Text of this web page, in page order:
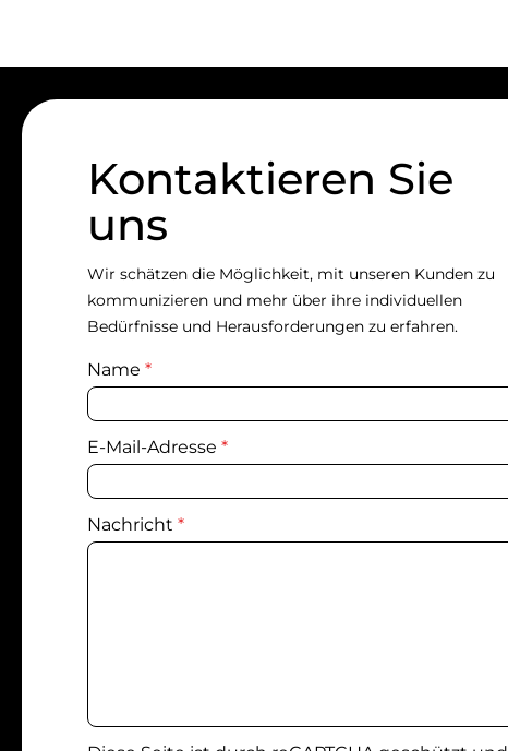
Kontaktieren Sie
uns
Wir schätzen die Möglichkeit, mit unseren Kunden zu
kommunizieren und mehr über ihre individuellen
Bedürfnisse und Herausforderungen zu erfahren.
Name *
E-Mail-Adresse *
Nachricht *